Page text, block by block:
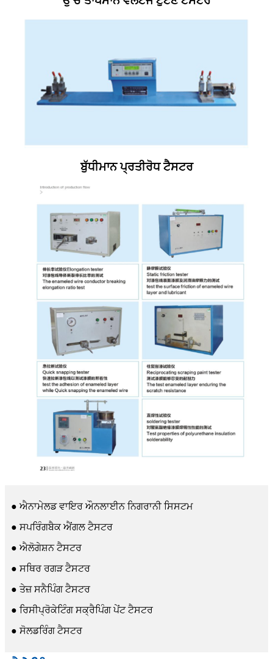
ਬੁੱਧੀਮਾਨ ਪ੍ਰਤੀਰੋਧ ਟੈਸਟਰ
● ਐਨਾਮੇਲਡ ਵਾਇਰ ਔਨਲਾਈਨ ਨਿਗਰਾਨੀ ਸਿਸਟਮ
● ਸਪਰਿੰਗਬੈਕ ਐਂਗਲ ਟੈਸਟਰ
● ਐਲੋਗੇਸ਼ਨ ਟੈਸਟਰ
● ਸਥਿਰ ਰਗੜ ਟੈਸਟਰ
● ਤੇਜ਼ ਸਨੈਪਿੰਗ ਟੈਸਟਰ
● ਰਿਸੀਪ੍ਰੋਕੇਟਿੰਗ ਸਕ੍ਰੈਪਿੰਗ ਪੇਂਟ ਟੈਸਟਰ
● ਸੋਲਡਰਿੰਗ ਟੈਸਟਰ